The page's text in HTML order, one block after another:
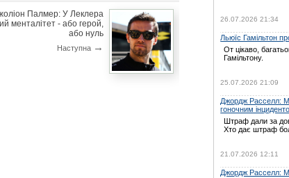
Палмер: У Леклера
менталітет - або герой,
або нуль
Наступна →
26.07.2026 21:34
Льюїс Гамільтон
От цікаво,
Гамільтону.
25.07.2026 21:09
Джордж Расселл:
гоночним
Штраф дали за
Хто дає штраф
21.07.2026 12:11
Джордж Расселл: